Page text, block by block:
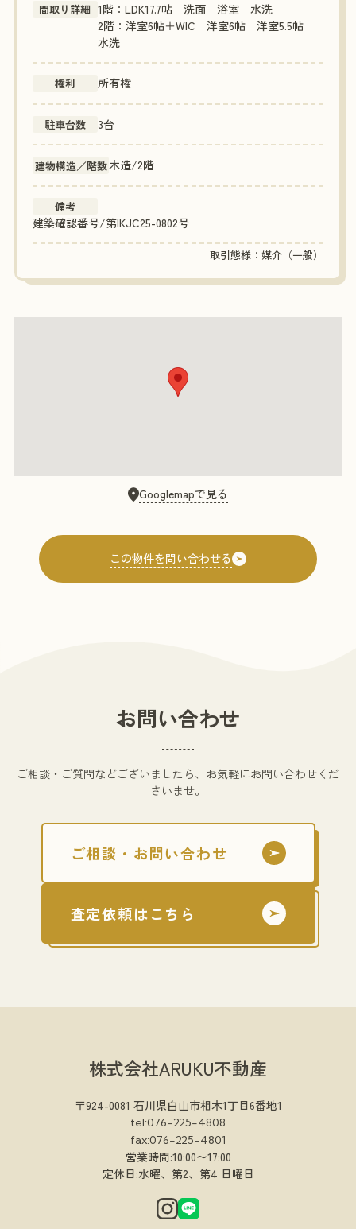
間取り詳細 1階：LDK17.7帖 洗面 浴室 水洗
2階：洋室6帖＋WIC 洋室6帖 洋室5.5帖
水洗
権利 所有権
駐車台数 3台
建物構造／階数木造/2階
備考
建築確認番号/第IKJC25-0802号
取引態様：媒介（一般）
Googlemapで見る
お問い合わせ
ご相談・ご質問などございましたら、お気軽にお問い合わせくだ
さいませ。
ご相談・お問い合わせ
査定依頼はこちら
株式会社ARUKU不動産
〒924-0081 石川県白山市相木1丁目6番地1
tel:076-225-4808
fax:076-225-4801
営業時間:10:00〜17:00
定休日:水曜、第2、第4 日曜日